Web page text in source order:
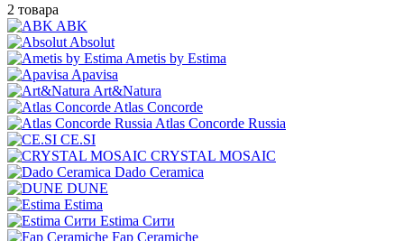
2 товара
ABK
Absolut
Ametis by Estima
Apavisa
Art&Natura
Atlas Concorde
Atlas Concorde Russia
CE.SI
CRYSTAL MOSAIC
Dado Ceramica
DUNE
Estima
Estima Cити
Fap Ceramiche